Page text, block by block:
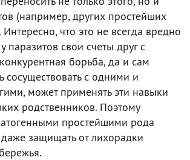
(например, других простейших
Интересно, что это не всегда вредно
паразитов свои счеты друг с
борьба, да и сам
сосуществовать с одними и
может применять эти навыки
родственников. Поэтому
простейшими рода
защищать от лихорадки